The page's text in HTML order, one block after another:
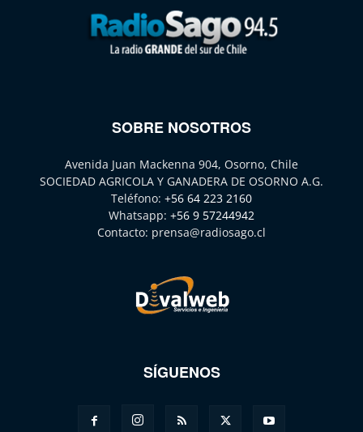
SOBRE NOSOTROS
Avenida Juan Mackenna 904, Osorno, Chile
SOCIEDAD AGRICOLA Y GANADERA DE OSORNO A.G.
Teléfono: +56 64 223 2160
Whatsapp: +56 9 57244942
Contacto: prensa@radiosago.cl
SÍGUENOS